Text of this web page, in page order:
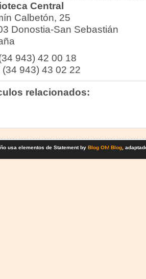
Central
Calbetón, 25
Donostia-San Sebastián
943) 42 00 18
(34 943) 43 02 22
relacionados:
usa elementos de Statement by Blog Oh! Blog,